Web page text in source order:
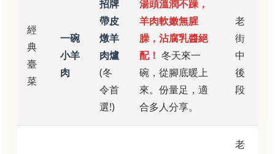
經
典
臺
菜
一碗
小羊
肉
招牌
帶皮
燉羊
肉爐
(冬
令首
選!)
湯頭溫潤不躁，
羊肉軟嫩無腥
臊，沾腐乳醬絕
配！ 冬天來一
碗，從腳底暖上
來。份量足，適
合多人分享。
老
街
中
後
段
老